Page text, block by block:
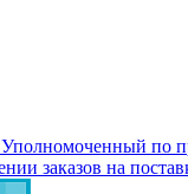
Уполномоченный по
заказов на